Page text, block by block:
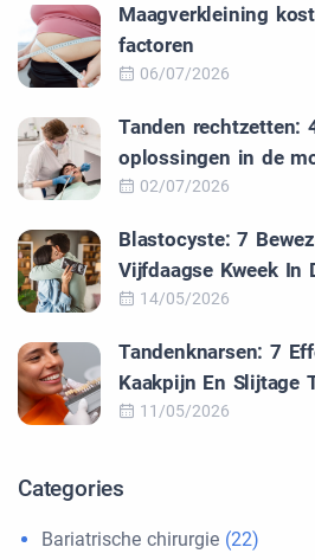
Maagverkleining
factoren
06/07/2026
Tanden rechtzetten:
oplossingen in de
02/07/2026
Blastocyste: 7
Vijfdaagse Kweek In
14/05/2026
Tandenknarsen: 7
Kaakpijn En Slijtage
11/05/2026
Categories
Bariatrische chirurgie (22)